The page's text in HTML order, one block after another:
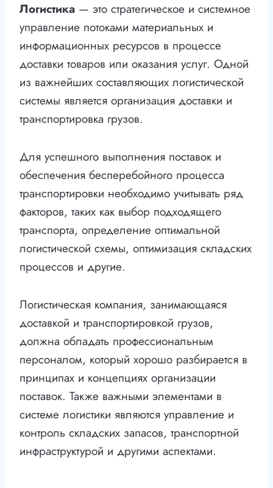
Логистика — это стратегическое и системное
управление потоками материальных и
информационных ресурсов в процессе
доставки товаров или оказания услуг. Одной
из важнейших составляющих логистической
системы является организация доставки и
транспортировка грузов.
Для успешного выполнения поставок и
обеспечения бесперебойного процесса
транспортировки необходимо учитывать ряд
факторов, таких как выбор подходящего
транспорта, определение оптимальной
логистической схемы, оптимизация складских
процессов и другие.
Логистическая компания, занимающаяся
доставкой и транспортировкой грузов,
должна обладать профессиональным
персоналом, который хорошо разбирается в
принципах и концепциях организации
поставок. Также важными элементами в
системе логистики являются управление и
контроль складских запасов, транспортной
инфраструктурой и другими аспектами.